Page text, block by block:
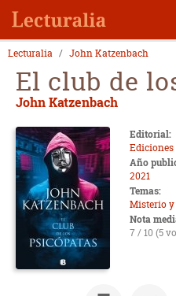
Lecturalia John Katzenbach
El club de
John Katzenbach
Editorial:
Ediciones
Año
2021
Temas:
Misterio y
Nota
7 / 10 (5